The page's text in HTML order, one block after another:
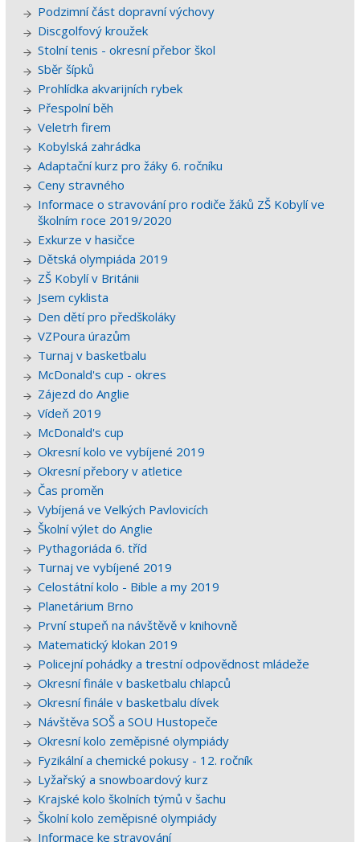
Podzimní část dopravní výchovy
Discgolfový kroužek
Stolní tenis - okresní přebor škol
Sběr šípků
Prohlídka akvarijních rybek
Přespolní běh
Veletrh firem
Kobylská zahrádka
Adaptační kurz pro žáky 6. ročníku
Ceny stravného
Informace o stravování pro rodiče žáků ZŠ Kobylí ve
školním roce 2019/2020
Exkurze v hasičce
Dětská olympiáda 2019
ZŠ Kobylí v Británii
Jsem cyklista
Den dětí pro předškoláky
VZPoura úrazům
Turnaj v basketbalu
McDonald's cup - okres
Zájezd do Anglie
Vídeň 2019
McDonald's cup
Okresní kolo ve vybíjené 2019
Okresní přebory v atletice
Čas proměn
Vybíjená ve Velkých Pavlovicích
Školní výlet do Anglie
Pythagoriáda 6. tříd
Turnaj ve vybíjené 2019
Celostátní kolo - Bible a my 2019
Planetárium Brno
První stupeň na návštěvě v knihovně
Matematický klokan 2019
Policejní pohádky a trestní odpovědnost mládeže
Okresní finále v basketbalu chlapců
Okresní finále v basketbalu dívek
Návštěva SOŠ a SOU Hustopeče
Okresní kolo zeměpisné olympiády
Fyzikální a chemické pokusy - 12. ročník
Lyžařský a snowboardový kurz
Krajské kolo školních týmů v šachu
Školní kolo zeměpisné olympiády
Informace ke stravování